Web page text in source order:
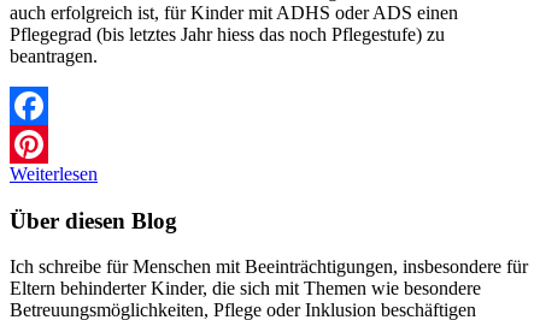
auch erfolgreich ist, für Kinder mit ADHS oder ADS einen
Pflegegrad (bis letztes Jahr hiess das noch Pflegestufe) zu
beantragen.
Facebook
Pinterest
Weiterlesen
Über diesen Blog
Ich schreibe für Menschen mit Beeinträchtigungen, insbesondere für
Eltern behinderter Kinder, die sich mit Themen wie besondere
Betreuungsmöglichkeiten, Pflege oder Inklusion beschäftigen